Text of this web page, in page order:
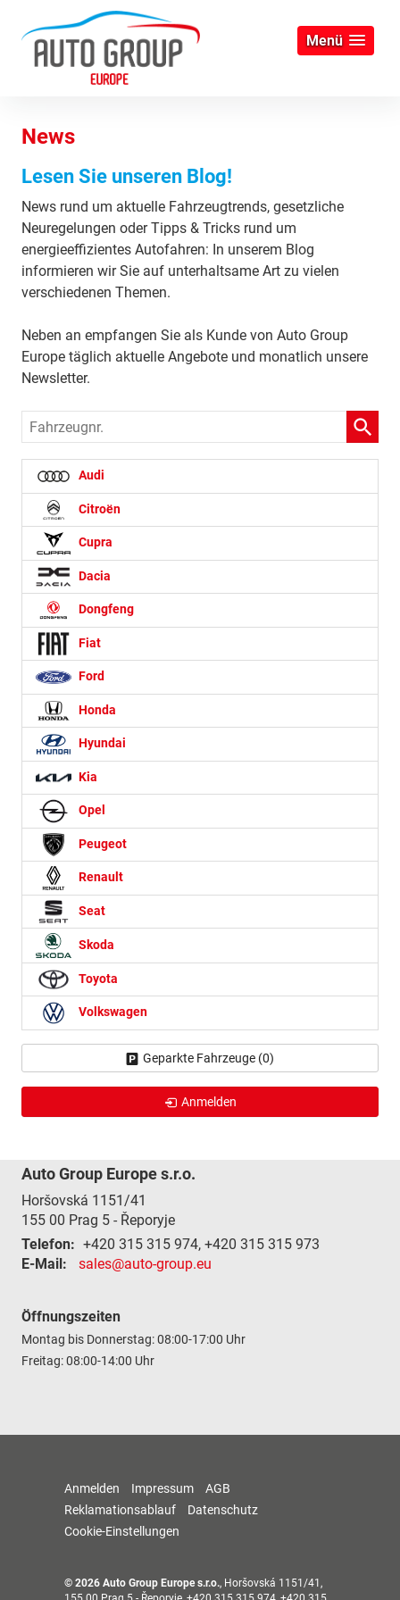
Menü
News
Lesen Sie unseren Blog!
News rund um aktuelle Fahrzeugtrends, gesetzliche
Neuregelungen oder Tipps & Tricks rund um
energieeffizientes Autofahren: In unserem Blog
informieren wir Sie auf unterhaltsame Art zu vielen
verschiedenen Themen.
Neben an empfangen Sie als Kunde von Auto Group
Europe täglich aktuelle Angebote und monatlich unsere
Newsletter.
Fahrzeugnr.
Audi
Citroën
Cupra
Dacia
Dongfeng
Fiat
Ford
Honda
Hyundai
Kia
Opel
Peugeot
Renault
Seat
Skoda
Toyota
Volkswagen
Geparkte Fahrzeuge (0)
Anmelden
Auto Group Europe s.r.o.
Horšovská 1151/41
155 00 Prag 5 - Řeporyje
Telefon: +420 315 315 974, +420 315 315 973
E-Mail:
sales@auto-group.eu
Öffnungszeiten
Montag bis Donnerstag: 08:00-17:00 Uhr
Freitag: 08:00-14:00 Uhr
Anmelden Impressum
AGB
Reklamationsablauf
Datenschutz
Cookie-Einstellungen
© 2026 Auto Group Europe s.r.o., Horšovská 1151/41 ,